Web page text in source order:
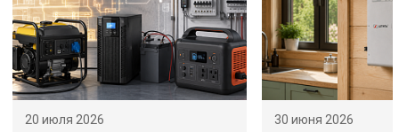
20 июля 2026
30 июня 2026